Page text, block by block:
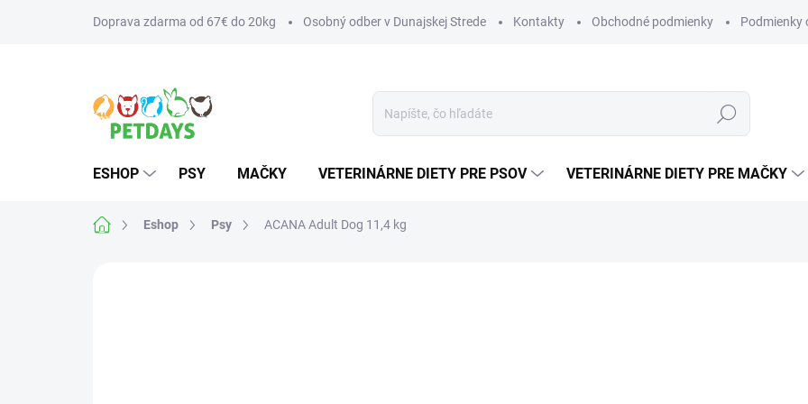
Doprava zdarma od 67€ do 20kg Osobný odber v Dunajskej Strede Kontakty Obchodné podmienky Podmienky
Hľadať
ESHOP PSY MAČKY VETERINÁRNE DIETY PRE PSOV VETERINÁRNE DIETY PRE MAČKY
DomovEshop Psy ACANA Adult Dog 11,4 kg